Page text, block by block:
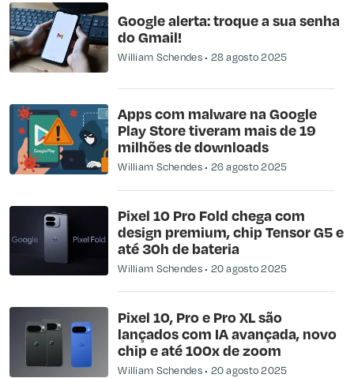
Google alerta: troque a sua senha
do Gmail!
William Schendes 28 agosto 2025
Apps com malware na Google
Play Store tiveram mais de 19
milhões de downloads
William Schendes 26 agosto 2025
Pixel 10 Pro Fold chega com
design premium, chip Tensor G5 e
até 30h de bateria
William Schendes 20 agosto 2025
Pixel 10, Pro e Pro XL são
lançados com IA avançada, novo
chip e até 100x de zoom
William Schendes 20 agosto 2025